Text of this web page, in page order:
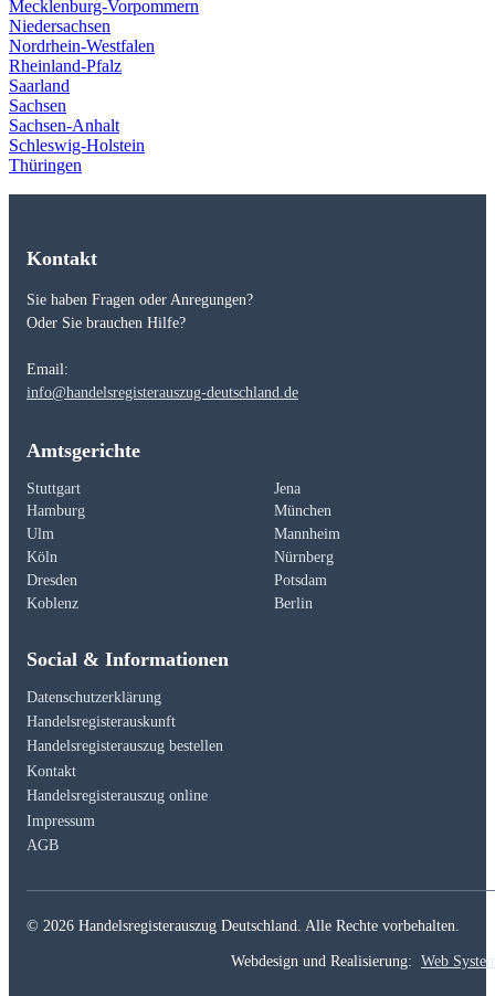
Mecklenburg-Vorpommern
Niedersachsen
Nordrhein-Westfalen
Rheinland-Pfalz
Saarland
Sachsen
Sachsen-Anhalt
Schleswig-Holstein
Thüringen
Kontakt
Sie haben Fragen oder Anregungen?
Oder Sie brauchen Hilfe?
Email:
info@handelsregisterauszug-deutschland.de
Amtsgerichte
Stuttgart
Jena
Hamburg
München
Ulm
Mannheim
Köln
Nürnberg
Dresden
Potsdam
Koblenz
Berlin
Social & Informationen
Datenschutzerklärung
Handelsregisterauskunft
Handelsregisterauszug bestellen
Kontakt
Handelsregisterauszug online
Impressum
AGB
© 2026 Handelsregisterauszug Deutschland. Alle Rechte vorbehalten.
Webdesign und Realisierung: Web